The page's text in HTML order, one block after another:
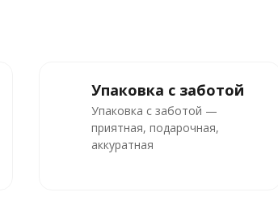
Упаковка с заботой
Упаковка с заботой —
приятная, подарочная,
аккуратная